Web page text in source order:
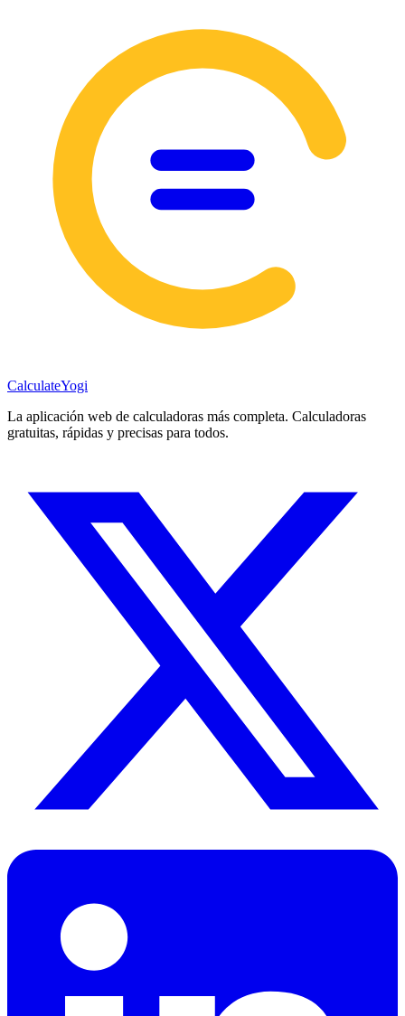
CalculateYogi
La aplicación web de calculadoras más completa. Calculadoras
gratuitas, rápidas y precisas para todos.